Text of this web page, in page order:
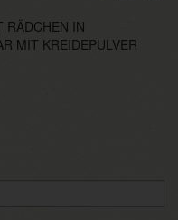
RÄDCHEN IN
MIT KREIDEPULVER